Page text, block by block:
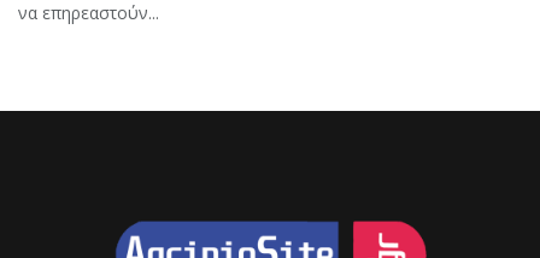
να επηρεαστούν...